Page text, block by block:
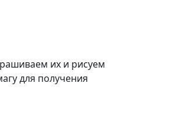
их и рисуем
для получения